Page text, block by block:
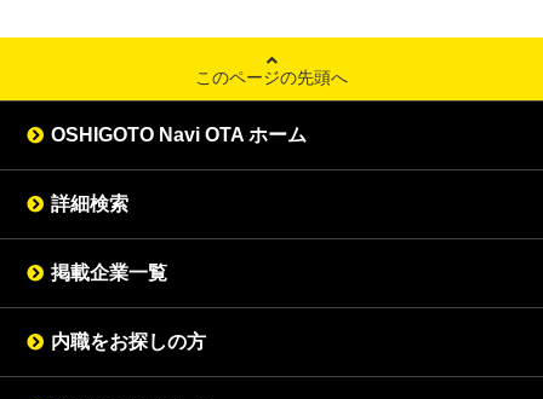
このページの先頭へ
OSHIGOTO Navi OTA ホーム
詳細検索
掲載企業一覧
内職をお探しの方